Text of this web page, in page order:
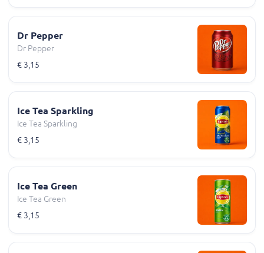
Dr Pepper
Dr Pepper
€ 3,15
Ice Tea Sparkling
Ice Tea Sparkling
€ 3,15
Ice Tea Green
Ice Tea Green
€ 3,15